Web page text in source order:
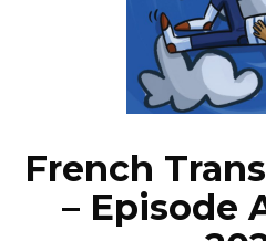
French
– Episode